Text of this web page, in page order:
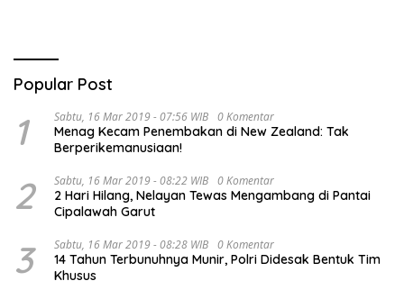
Popular Post
1 Sabtu, 16 Mar 2019 - 07:56 WIB 0 Komentar
Menag Kecam Penembakan di New Zealand: Tak
Berperikemanusiaan!
2 Sabtu, 16 Mar 2019 - 08:22 WIB 0 Komentar
2 Hari Hilang, Nelayan Tewas Mengambang di Pantai
Cipalawah Garut
3 Sabtu, 16 Mar 2019 - 08:28 WIB 0 Komentar
14 Tahun Terbunuhnya Munir, Polri Didesak Bentuk Tim
Khusus